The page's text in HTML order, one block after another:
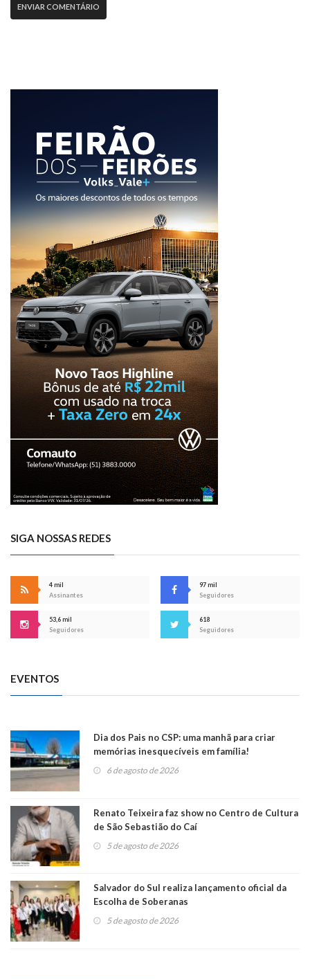
SIGA NOSSAS REDES
4 mil
Assinantes
97 mil
Seguidores
53,6 mil
Seguidores
618
Seguidores
EVENTOS
Dia dos Pais no CSP: uma manhã para criar
memórias inesquecíveis em família!
6 de agosto de 2026
Renato Teixeira faz show no Centro de Cultura
de São Sebastião do Caí
5 de agosto de 2026
Salvador do Sul realiza lançamento oficial da
Escolha de Soberanas
5 de agosto de 2026